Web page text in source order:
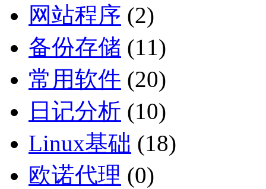
网站程序 (2)
备份存储 (11)
常用软件 (20)
日记分析 (10)
Linux基础 (18)
欧诺代理 (0)